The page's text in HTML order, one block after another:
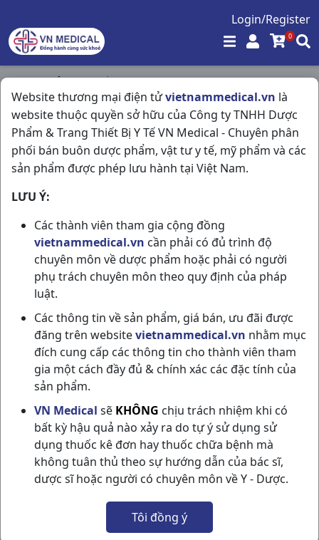
Login/Register
0
Website thương mại điện tửvietnammedical.vn là
website thuộc quyền sở hữu của Công ty TNHH Dược
Phẩm & Trang Thiết Bị Y Tế VN Medical - Chuyên phân
phối bán buôn dược phẩm, vật tư y tế, mỹ phẩm và các
sản phẩm được phép lưu hành tại Việt Nam.
LƯU Ý:
Các thành viên tham gia cộng đồng
vietnammedical.vn cần phải có đủ trình độ
chuyên môn về dược phẩm hoặc phải có người
phụ trách chuyên môn theo quy định của pháp
luật.
Các thông tin về sản phẩm, giá bán, ưu đãi được
đăng trên websitevietnammedical.vn nhằm mục
đích cung cấp các thông tin cho thành viên tham
gia một cách đầy đủ & chính xác các đặc tính của
sản phẩm.
VN Medical sẽ KHÔNG chịu trách nhiệm khi có
bất kỳ hậu quả nào xảy ra do tự ý sử dụng sử
dụng thuốc kê đơn hay thuốc chữa bệnh mà
không tuân thủ theo sự hướng dẫn của bác sĩ,
dược sĩ hoặc người có chuyên môn về Y - Dược.
Tôi đồng ý
Trang chủ / Thuốc Dùng Ngoài Da /
Amtanolon 0,1% T10gr Hasan
AMTANOLON 0,1% T10GR HASAN
NSX:Hasan
Nhóm hàng:Thuốc Dùng Ngoài Da,
Chia sẻ qua mạng xã hội: